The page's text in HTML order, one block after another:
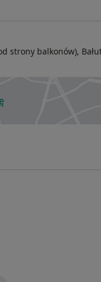
strony balkonów),
w nowej karcie